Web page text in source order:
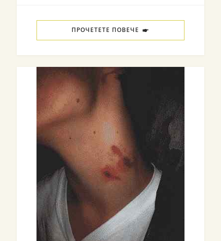
ПРОЧЕТЕТЕ ПОВЕЧЕ